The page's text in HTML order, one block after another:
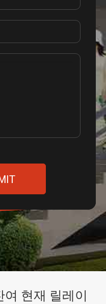
현재 릴레이